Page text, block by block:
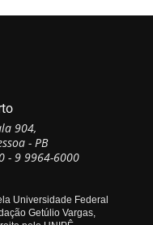
904,
- PB
- 9 9964-6000
Universidade Federal
Getúlio Vargas,